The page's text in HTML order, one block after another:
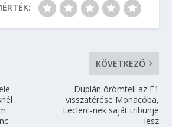
KÖVETKEZŐ
Duplán örömteli az F1
visszatérése Monacóba,
Leclerc-nek saját tribünje
lesz